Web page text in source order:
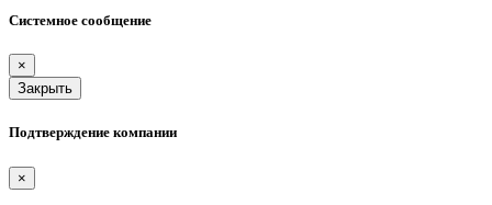
Системное сообщение
×
Закрыть
Подтверждение компании
×